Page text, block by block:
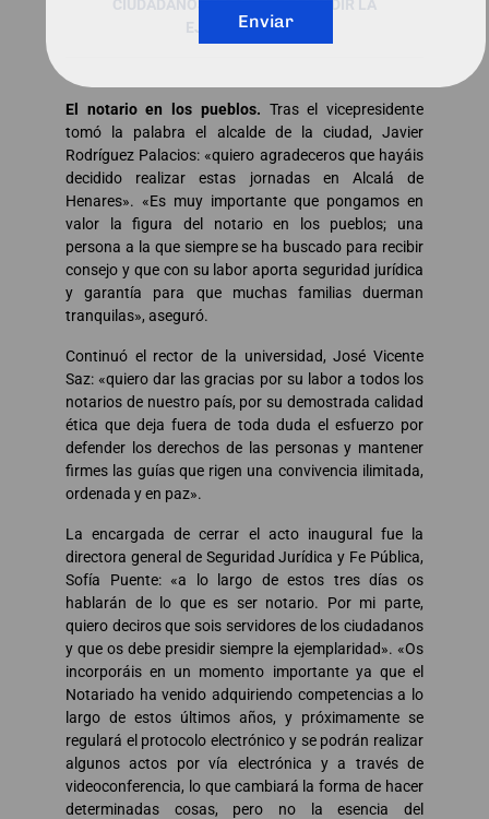
CIUDADANOS Y OS DEBE PRESIDIR LA
EJEMPLARIDAD»
El notario en los pueblos. Tras el vicepresidente
tomó la palabra el alcalde de la ciudad, Javier
Rodríguez Palacios: «quiero agradeceros que hayáis
decidido realizar estas jornadas en Alcalá de
Henares». «Es muy importante que pongamos en
valor la figura del notario en los pueblos; una
persona a la que siempre se ha buscado para recibir
consejo y que con su labor aporta seguridad jurídica
y garantía para que muchas familias duerman
tranquilas», aseguró.
Continuó el rector de la universidad, José Vicente
Saz: «quiero dar las gracias por su labor a todos los
notarios de nuestro país, por su demostrada calidad
ética que deja fuera de toda duda el esfuerzo por
defender los derechos de las personas y mantener
firmes las guías que rigen una convivencia ilimitada,
ordenada y en paz».
La encargada de cerrar el acto inaugural fue la
directora general de Seguridad Jurídica y Fe Pública,
Sofía Puente: «a lo largo de estos tres días os
hablarán de lo que es ser notario. Por mi parte,
quiero deciros que sois servidores de los ciudadanos
y que os debe presidir siempre la ejemplaridad». «Os
incorporáis en un momento importante ya que el
Notariado ha venido adquiriendo competencias a lo
largo de estos últimos años, y próximamente se
regulará el protocolo electrónico y se podrán realizar
algunos actos por vía electrónica y a través de
videoconferencia, lo que cambiará la forma de hacer
determinadas cosas, pero no la esencia del
Enviar